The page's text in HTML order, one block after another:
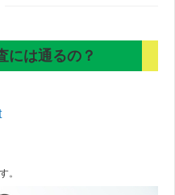
には通るの？
。